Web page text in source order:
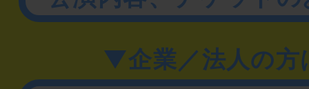
▼企業／法人の方